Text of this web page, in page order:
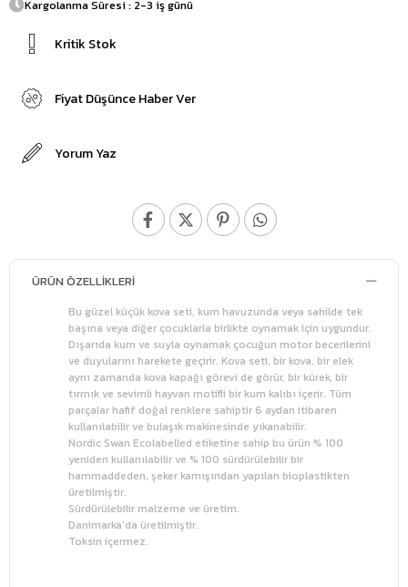
Kargolanma Süresi : 2-3 iş günü
Kritik Stok
Fiyat Düşünce Haber Ver
Yorum Yaz
ÜRÜN ÖZELLIKLERI
Bu güzel küçük kova seti, kum havuzunda veya sahilde tek
başına veya diğer çocuklarla birlikte oynamak için uygundur.
Dışarıda kum ve suyla oynamak çocuğun motor becerilerini
ve duyularını harekete geçirir. Kova seti, bir kova, bir elek
aynı zamanda kova kapağı görevi de görür, bir kürek, bir
tırmık ve sevimli hayvan motifli bir kum kalıbı içerir. Tüm
parçalar hafif doğal renklere sahiptir 6 aydan itibaren
kullanılabilir ve bulaşık makinesinde yıkanabilir.
Nordic Swan Ecolabelled etiketine sahip bu ürün % 100
yeniden kullanılabilir ve % 100 sürdürülebilir bir
hammaddeden, şeker kamışından yapılan bioplastikten
üretilmiştir.
Sürdürülebilir malzeme ve üretim.
Danimarka'da üretilmiştir.
Toksin içermez.